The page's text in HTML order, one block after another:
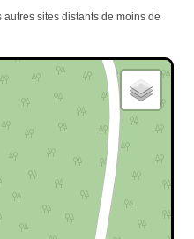
sites distants de moins de